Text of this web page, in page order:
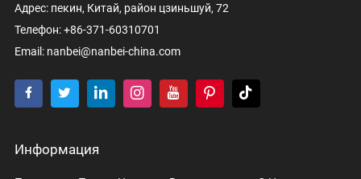
Адрес: пекин, Китай, район цзиньшуй, 72
Телефон: +86-371-60310701
Email: nanbei@nanbei-china.com
Информация